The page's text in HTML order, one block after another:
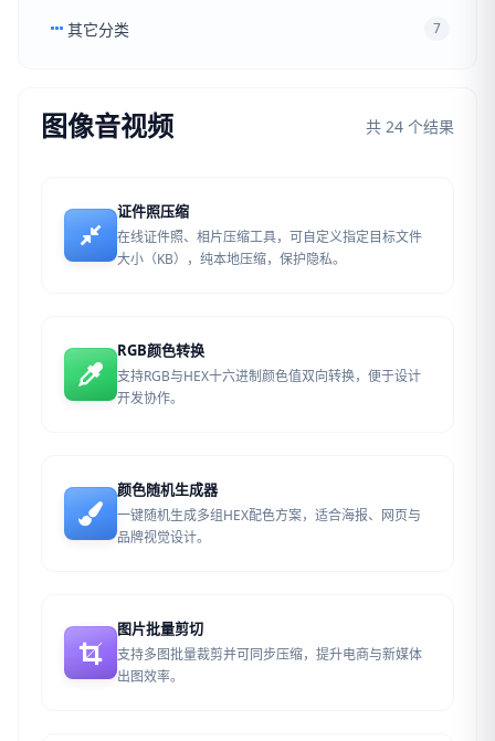
其它分类 7
图像音视频 共 24 个结果
证件照压缩
在线证件照、相片压缩工具，可自定义指定目标文件
大小（KB），纯本地压缩，保护隐私。
RGB颜色转换
支持RGB与HEX十六进制颜色值双向转换，便于设计
开发协作。
颜色随机生成器
一键随机生成多组HEX配色方案，适合海报、网页与
品牌视觉设计。
图片批量剪切
支持多图批量裁剪并可同步压缩，提升电商与新媒体
出图效率。